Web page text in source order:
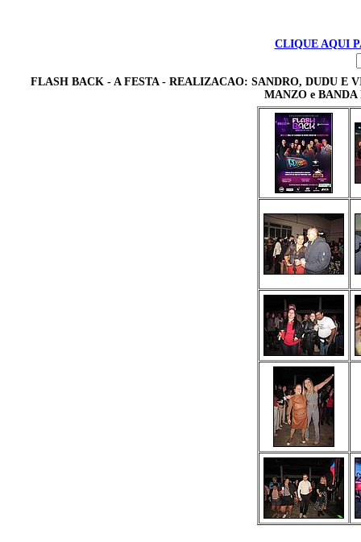
CLIQUE AQUI
FLASH BACK - A FESTA - REALIZACAO: SANDRO, DUDU E
MANZO e